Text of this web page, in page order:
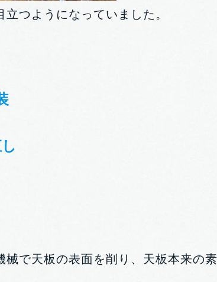
つようになっていました。
で天板の表面を削り、天板本来の素